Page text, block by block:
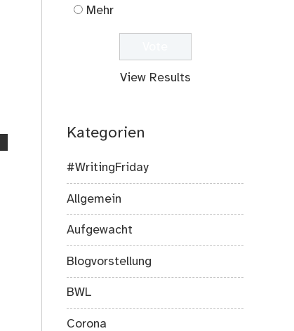
Mehr
View Results
Kategorien
#WritingFriday
Allgemein
Aufgewacht
Blogvorstellung
BWL
Corona